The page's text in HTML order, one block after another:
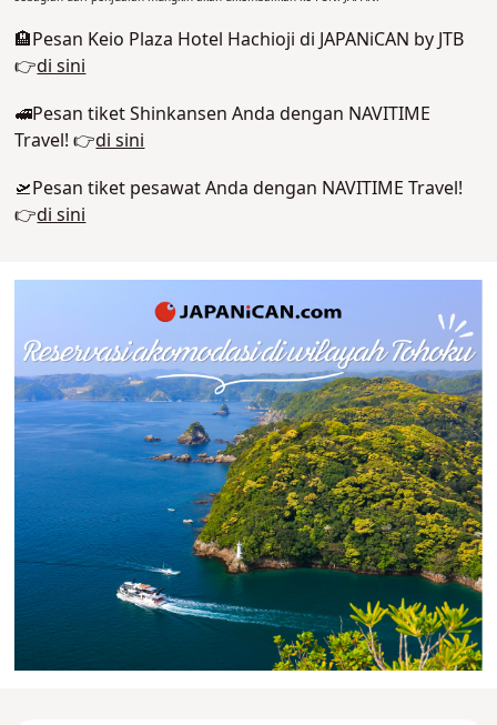
🏨Pesan Keio Plaza Hotel Hachioji di JAPANiCAN by JTB
👉di sini
🚅Pesan tiket Shinkansen Anda dengan NAVITIME
Travel! 👉di sini
🛫Pesan tiket pesawat Anda dengan NAVITIME Travel!
👉di sini